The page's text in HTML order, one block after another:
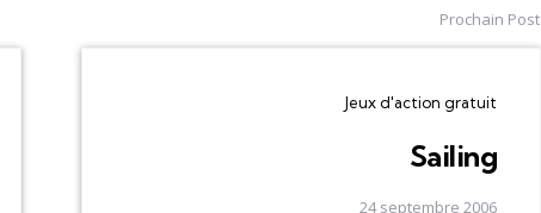
Prochain Post
Jeux d'action gratuit
Sailing
24 septembre 2006